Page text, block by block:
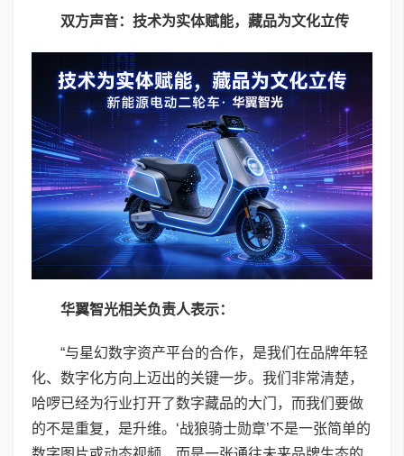
双方声音：技术为实体赋能，藏品为文化立传
华翼智光相关负责人表示：
“与星幻数字资产平台的合作，是我们在品牌年轻
化、数字化方向上迈出的关键一步。我们非常清楚，
哈啰已经为行业打开了数字藏品的大门，而我们要做
的不是重复，是升维。‘战狼骑士勋章’不是一张简单的